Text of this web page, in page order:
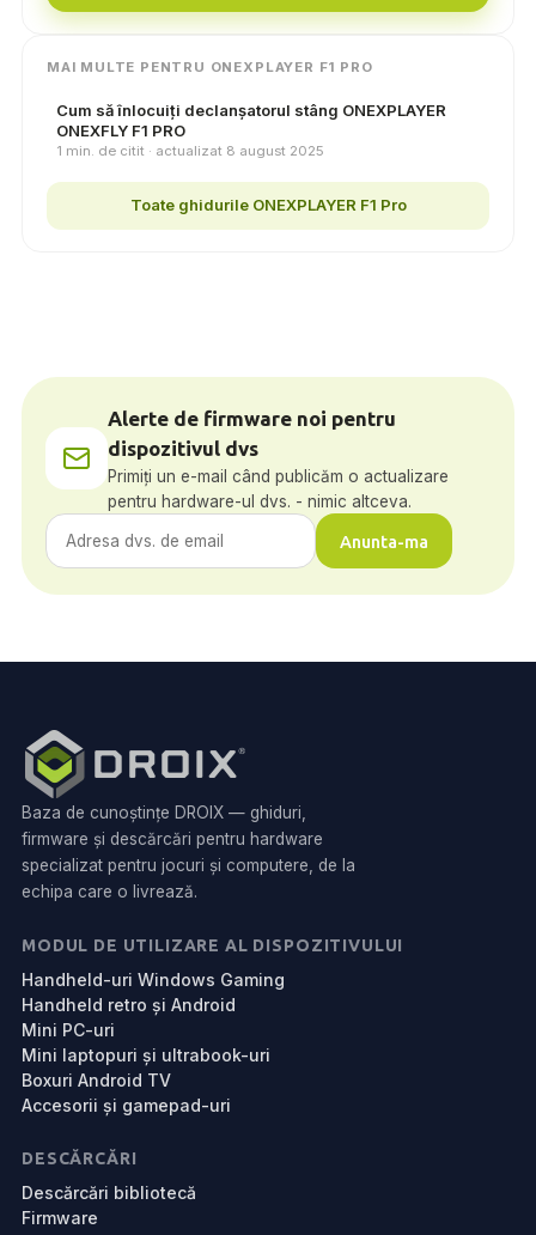
MAI MULTE PENTRU ONEXPLAYER F1 PRO
Cum să înlocuiți declanșatorul stâng ONEXPLAYER
ONEXFLY F1 PRO
1 min. de citit · actualizat 8 august 2025
Toate ghidurile ONEXPLAYER F1 Pro
Alerte de firmware noi pentru
dispozitivul dvs
Primiți un e-mail când publicăm o actualizare
pentru hardware-ul dvs. - nimic altceva.
Anunta-ma
Baza de cunoștințe DROIX — ghiduri,
firmware și descărcări pentru hardware
specializat pentru jocuri și computere, de la
echipa care o livrează.
MODUL DE UTILIZARE AL DISPOZITIVULUI
Handheld-uri Windows Gaming
Handheld retro și Android
Mini PC-uri
Mini laptopuri și ultrabook-uri
Boxuri Android TV
Accesorii și gamepad-uri
DESCĂRCĂRI
Descărcări bibliotecă
Firmware